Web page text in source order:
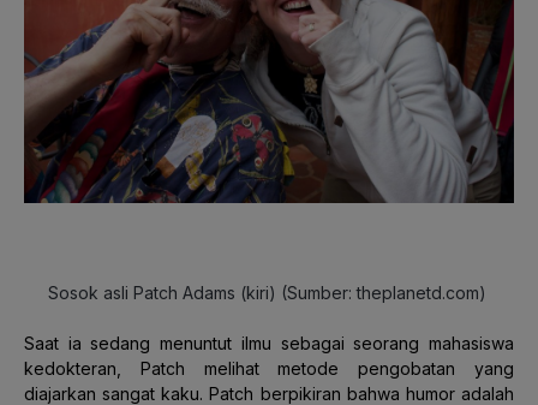
Sosok asli Patch Adams (kiri) (Sumber: theplanetd.com)
Saat ia sedang menuntut ilmu sebagai seorang mahasiswa
kedokteran, Patch melihat metode pengobatan yang
diajarkan sangat kaku. Patch berpikiran bahwa humor adalah